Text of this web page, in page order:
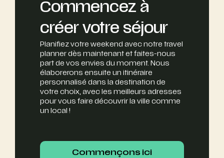
Commencez à
créer votre séjour
Planifiez votre weekend avec notre travel
planner dès maintenant et faites-nous
part de vos envies du moment. Nous
élaborerons ensuite un itinéraire
personnalisé dans la destination de
votre choix, avec les meilleurs adresses
pour vous faire découvrir la ville comme
un local !
Commençons ici